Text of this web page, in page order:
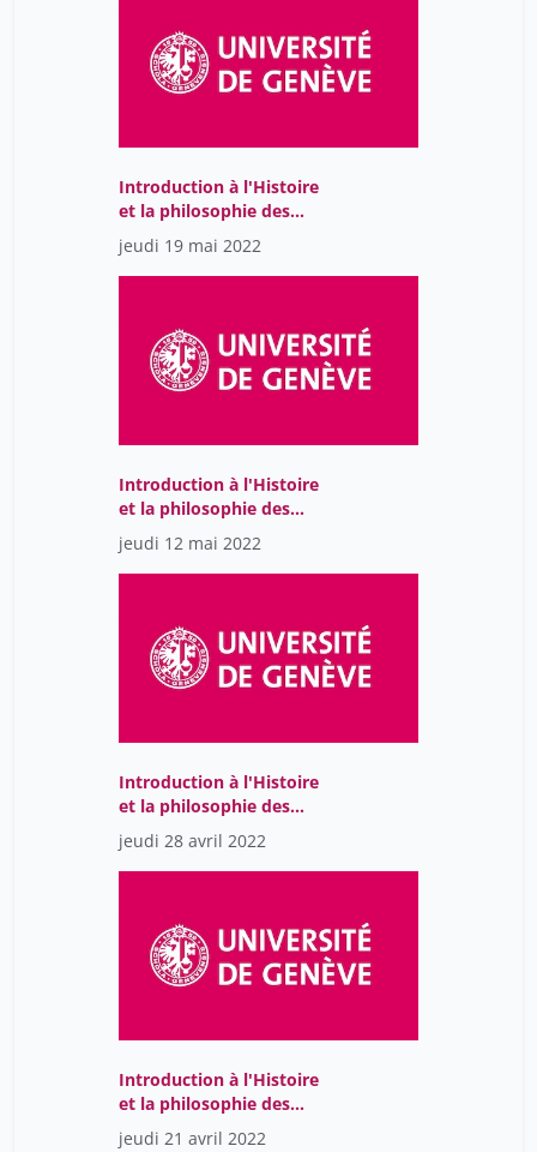
Introduction à l'Histoire
et la philosophie des
sciences
jeudi 19 mai 2022
Introduction à l'Histoire
et la philosophie des
sciences
jeudi 12 mai 2022
Introduction à l'Histoire
et la philosophie des
sciences
jeudi 28 avril 2022
Introduction à l'Histoire
et la philosophie des
sciences
jeudi 21 avril 2022